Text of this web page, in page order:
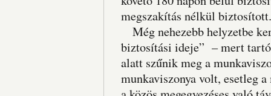
megszakítás nélkül biztosított.
Még nehezebb helyzetbe
biztosítási ideje” – mert
alatt szűnik meg a
munkaviszonya volt, esetleg